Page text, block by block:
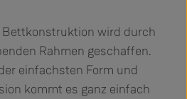
wird durch
Rahmen geschaffen.
einfachsten Form und
kommt es ganz einfach